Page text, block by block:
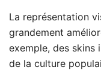
La représentation
grandement
exemple, des skins
de la culture